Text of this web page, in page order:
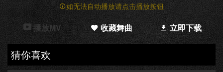
如无法自动播放请点击播放按钮
播放MV 收藏舞曲 立即下载
猜你喜欢